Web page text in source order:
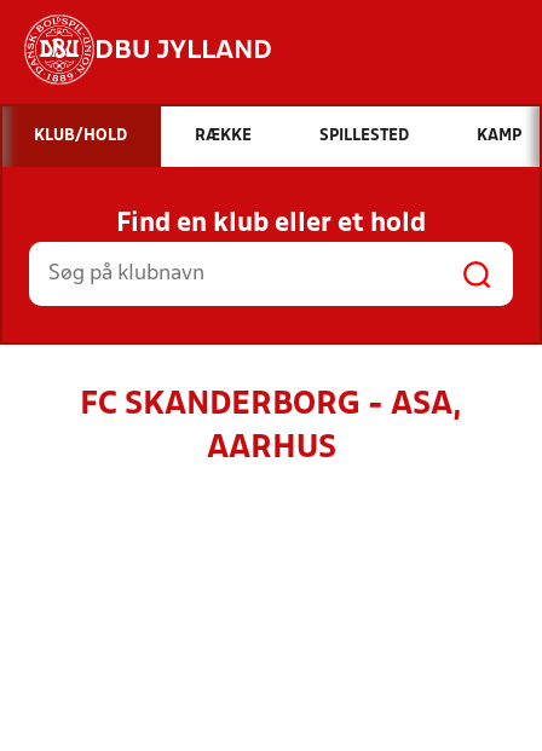
DBU JYLLAND
Hvad vil du søge efter?
INDHOLD OG NYHEDER
STILLINGER, RESULTATER, KLUBBER OG
HOLD
KLUB/HOLD RÆKKE SPILLESTED KAMP
Find en klub eller et hold
FC SKANDERBORG - ASA,
AARHUS